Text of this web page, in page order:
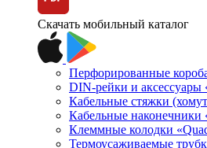
Скачать мобильный каталог
Перфорированные
DIN-рейки и аксессуары
Кабельные стяжки
Кабельные наконечники
Клеммные колодки
Термоусаживаемые